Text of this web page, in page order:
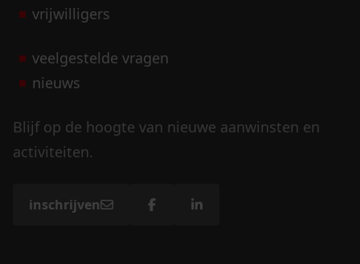
vrijwilligers
veelgestelde vragen
nieuws
Blijf op de hoogte van nieuwe aanwinsten en
activiteiten.
inschrijven